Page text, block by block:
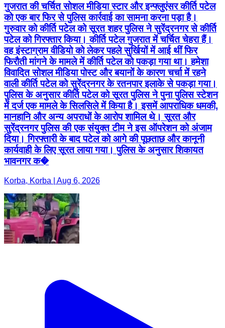
गुजरात की चर्चित सोशल मीडिया स्टार और इन्फ्लुएंसर कीर्ति पटेल
को एक बार फिर से पुलिस कार्रवाई का सामना करना पड़ा है।
गुरुवार को कीर्ति पटेल को सूरत शहर पुलिस ने सुरेंद्रनगर से कीर्ति
पटेल को गिरफ्तार किया। कीर्ति पटेल गुजरात में चर्चित चेहरा हैं।
वह इंस्टाग्राम वीडियो को लेकर पहले सुर्खियों में आई थीं फिर
फिरौती मांगने के मामले में कीर्ति पटेल को पकड़ा गया था। हमेशा
विवादित सोशल मीडिया पोस्ट और बयानों के कारण चर्चा में रहने
वाली कीर्ति पटेल को सुरेंद्रनगर के रतनपार इलाके से पकड़ा गया।
पुलिस के अनुसार कीर्ति पटेल को सूरत पुलिस ने पुना पुलिस स्टेशन
में दर्ज एक मामले के सिलसिले में किया है। इसमें आपराधिक धमकी,
मानहानि और अन्य अपराधों के आरोप शामिल थे। सूरत और
सुरेंद्रनगर पुलिस की एक संयुक्त टीम ने इस ऑपरेशन को अंजाम
दिया। गिरफ्तारी के बाद पटेल को आगे की पूछताछ और कानूनी
कार्यवाही के लिए सूरत लाया गया। पुलिस के अनुसार शिकायत
भावनगर क�
Korba, Korba | Aug 6, 2026